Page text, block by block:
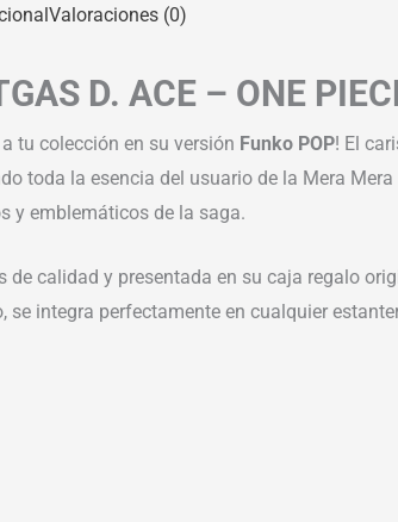
Valoraciones (0)
D. ACE – ONE
tu colección en su versión Funko POP! El
toda la esencia del usuario de la Mera
y emblemáticos de la saga.
de calidad y presentada en su caja regalo
integra perfectamente en cualquier